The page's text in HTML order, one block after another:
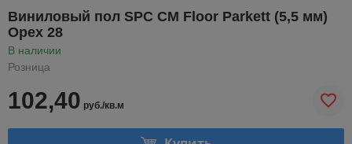
Виниловый пол SPC CM Floor Parkett (5,5 мм)
Орех 28
В наличии
Розница
102,40 руб./кв.м